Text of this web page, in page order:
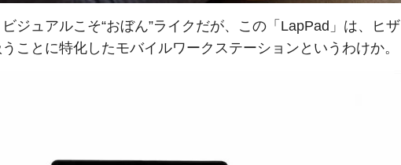
ジュアルこそ“おぼん”ライクだが、この「LapPad」は、ヒザ
ことに特化したモバイルワークステーションというわけか。